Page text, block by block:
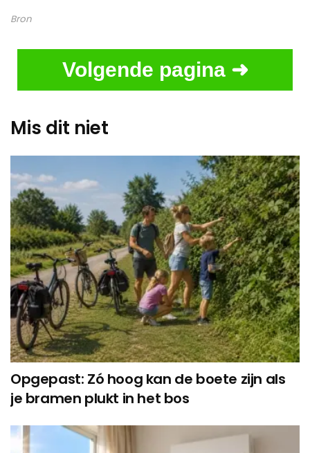
Bron
Volgende pagina ➜
Mis dit niet
Opgepast: Zó hoog kan de boete zijn als
je bramen plukt in het bos